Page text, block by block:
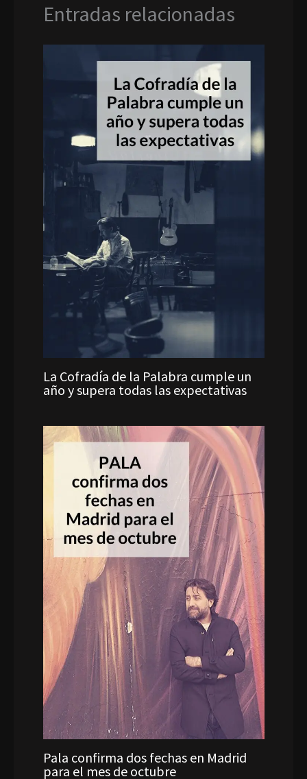
Entradas relacionadas
La Cofradía de la Palabra cumple un
año y supera todas las expectativas
Pala confirma dos fechas en Madrid
para el mes de octubre